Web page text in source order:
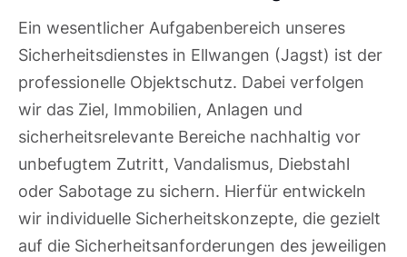
Ein wesentlicher Aufgabenbereich unseres
Sicherheitsdienstes in Ellwangen (Jagst) ist der
professionelle Objektschutz. Dabei verfolgen
wir das Ziel, Immobilien, Anlagen und
sicherheitsrelevante Bereiche nachhaltig vor
unbefugtem Zutritt, Vandalismus, Diebstahl
oder Sabotage zu sichern. Hierfür entwickeln
wir individuelle Sicherheitskonzepte, die gezielt
auf die Sicherheitsanforderungen des jeweiligen